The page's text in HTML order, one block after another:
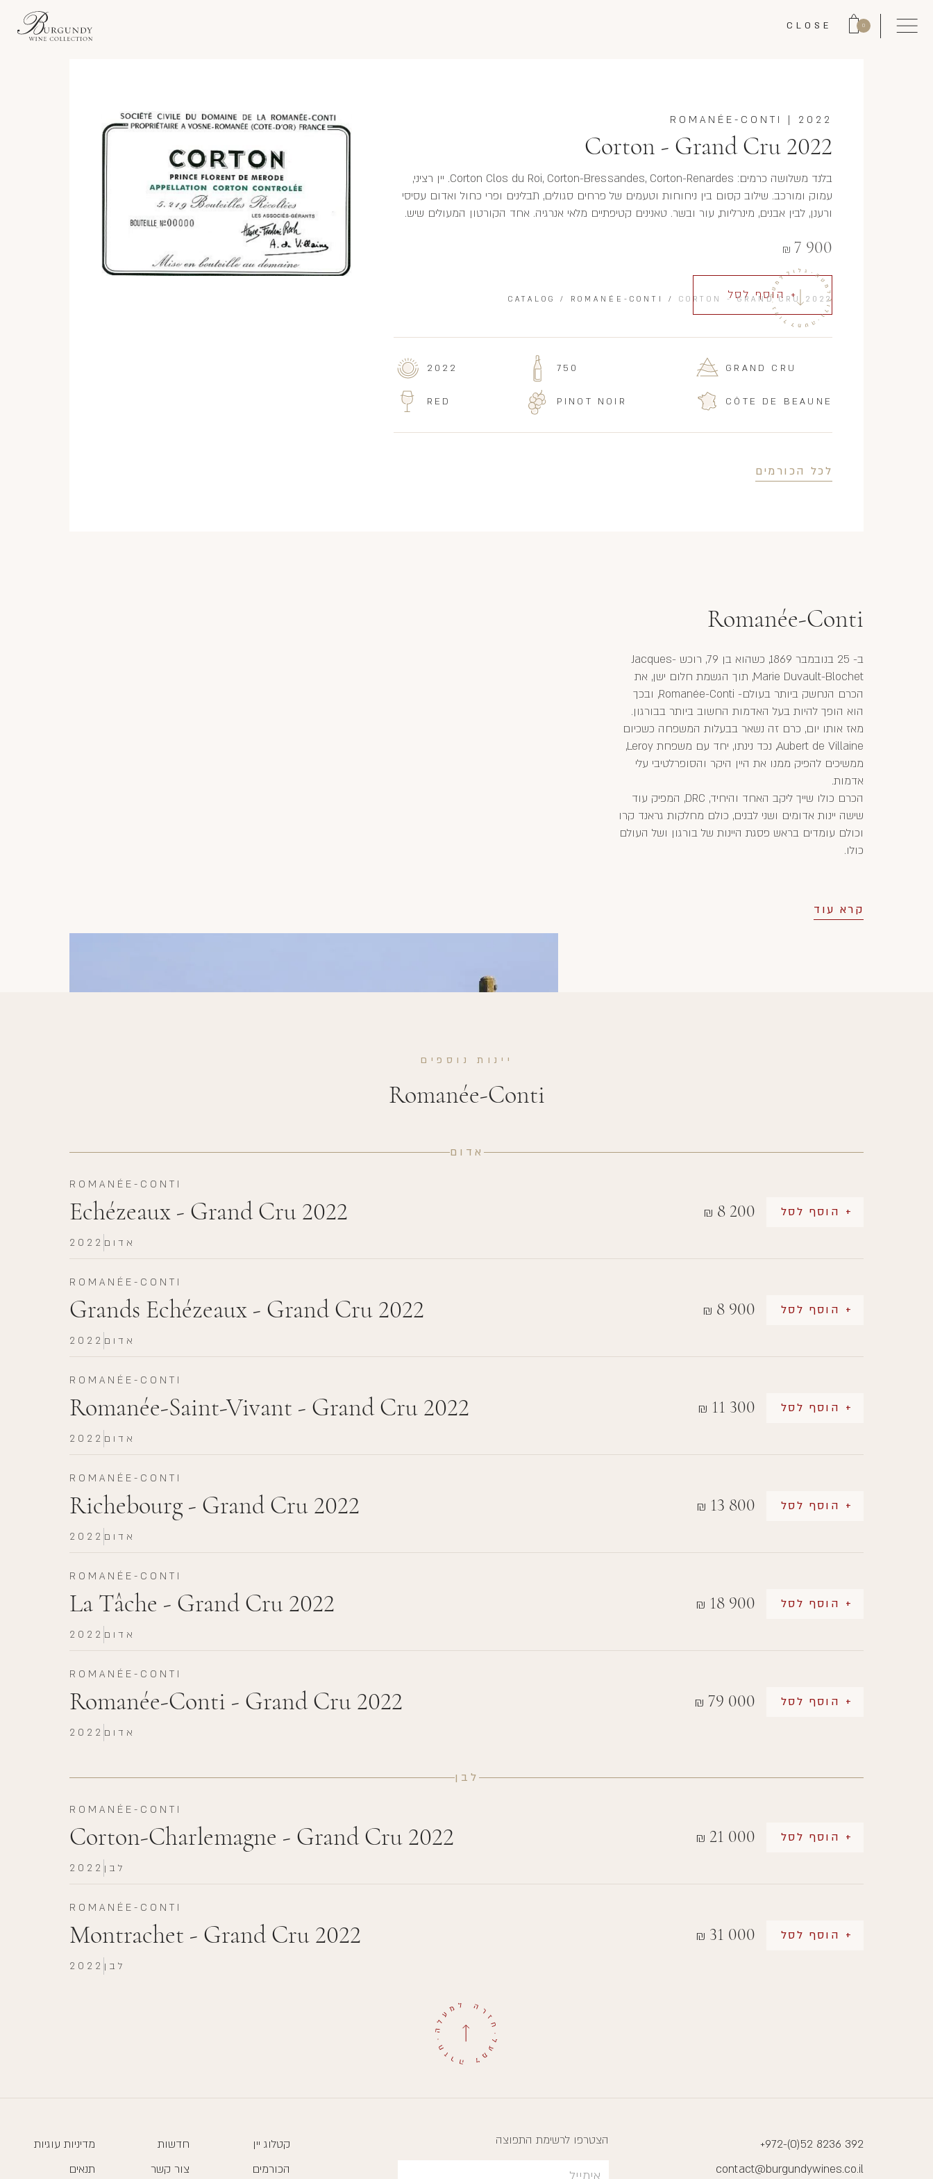
0
CLOSE
CATALOG / ROMANÉE-CONTI / CORTON - GRAND CRU 2022
2022
|
ROMANÉE-CONTI
Corton - Grand Cru 2022
בלנד משלושה כרמים: Corton Clos du Roi, Corton-Bressandes, Corton-Renardes. יין רציני,
עמוק ומורכב. שילוב קסום בין ניחוחות וטעמים של פרחים סגולים, תבלינים ופרי כחול ואדום עסיסי
ורענן, לבין אבנים, מינרליות, עור ובשר. טאנינים קטיפתיים מלאי אנרגיה. אחד הקורטון המעולים שיש.
7 900
₪
+ הוסף לסל
2022
RED
750
PINOT NOIR
GRAND CRU
CÔTE DE BEAUNE
לכל הכורמים
Romanée-Conti
ב- 25 בנובמבר 1869, כשהוא בן 79, רוכש Jacques-
Marie Duvault-Blochet, תוך הגשמת חלום ישן, את
הכרם הנחשק ביותר בעולם- Romanée-Conti, ובכך
הוא הופך להיות בעל האדמות החשוב ביותר בבורגון.
מאז אותו יום, כרם זה נשאר בבעלות המשפחה כשכיום
Aubert de Villaine, נכד נינתו, יחד עם משפחת Leroy,
ממשיכים להפיק ממנו את היין היקר והסופרלטיבי עלי
אדמות.
הכרם כולו שייך ליקב האחד והיחיד, DRC, המפיק עוד
שישה יינות אדומים ושני לבנים, כולם מחלקות גראנד קרו
וכולם עומדים בראש פסגת היינות של בורגון ושל העולם
כולו.
קרא עוד
יינות נוספים
Romanée-Conti
אדום
ROMANÉE-CONTI
Echézeaux - Grand Cru 2022 ₪ 8 200 + הוסף לסל
2022 אדום
ROMANÉE-CONTI
Grands Echézeaux - Grand Cru 2022 ₪ 8 900 + הוסף לסל
2022 אדום
ROMANÉE-CONTI
Romanée-Saint-Vivant - Grand Cru 2022 ₪ 11 300 + הוסף לסל
2022 אדום
ROMANÉE-CONTI
Richebourg - Grand Cru 2022 ₪ 13 800 + הוסף לסל
2022 אדום
ROMANÉE-CONTI
La Tâche - Grand Cru 2022 ₪ 18 900 + הוסף לסל
2022 אדום
ROMANÉE-CONTI
Romanée-Conti - Grand Cru 2022 ₪ 79 000 + הוסף לסל
2022 אדום
לבן
ROMANÉE-CONTI
Corton-Charlemagne - Grand Cru 2022 ₪ 21 000 + הוסף לסל
2022 לבן
ROMANÉE-CONTI
Montrachet - Grand Cru 2022 ₪ 31 000 + הוסף לסל
2022 לבן
+972-(0)52 8236 392
contact@burgundywines.co.il
הצטרפו לרשימת התפוצה
קטלוג יין
הכורמים
חדשות
צור קשר
מדיניות עוגיות
תנאים